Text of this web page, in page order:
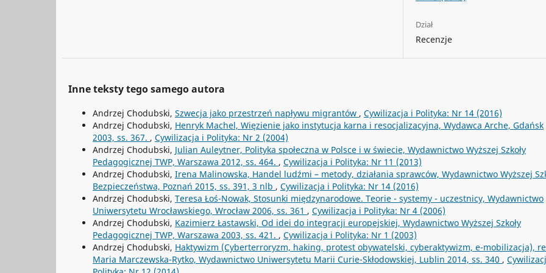
Dział
Recenzje
Inne teksty tego samego autora
Andrzej Chodubski, Szwecja jako przestrzeń napływu migrantów , Cywilizacja i Polityka: Nr 14 (2016)
Andrzej Chodubski, Henryk Machel, Więzienie jako instytucja karna i resocjalizacyjna, Wydawca Arche, Gdańsk
2003, ss. 367. , Cywilizacja i Polityka: Nr 2 (2004)
Andrzej Chodubski, Julian Auleytner, Polityka społeczna w Polsce i w świecie, Wydawnictwo Wyższej Szkoły
Pedagogicznej TWP, Warszawa 2012, ss. 464. , Cywilizacja i Polityka: Nr 11 (2013)
Andrzej Chodubski, Irena Malinowska, Handel ludźmi – metody, działania sprawców, Wydawnictwo Wyższej
Bezpieczeństwa, Poznań 2015, ss. 391, 3 nlb , Cywilizacja i Polityka: Nr 14 (2016)
Andrzej Chodubski, Teresa Łoś-Nowak, Stosunki międzynarodowe. Teorie - systemy - uczestnicy, Wydawnictwo
Uniwersytetu Wrocławskiego, Wrocław 2006, ss. 361 , Cywilizacja i Polityka: Nr 4 (2006)
Andrzej Chodubski, Kazimierz Łastawski, Od idei do integracji europejskiej, Wydawnictwo Wyższej Szkoły
Pedagogicznej TWP, Warszawa 2003, ss. 421. , Cywilizacja i Polityka: Nr 1 (2003)
Andrzej Chodubski, Haktywizm (Cyberterroryzm, haking, protest obywatelski, cyberaktywizm, e-mobilizacja),
Maria Marczewska-Rytko, Wydawnictwo Uniwersytetu Marii Curie-Skłodowskiej, Lublin 2014, ss. 340 ,